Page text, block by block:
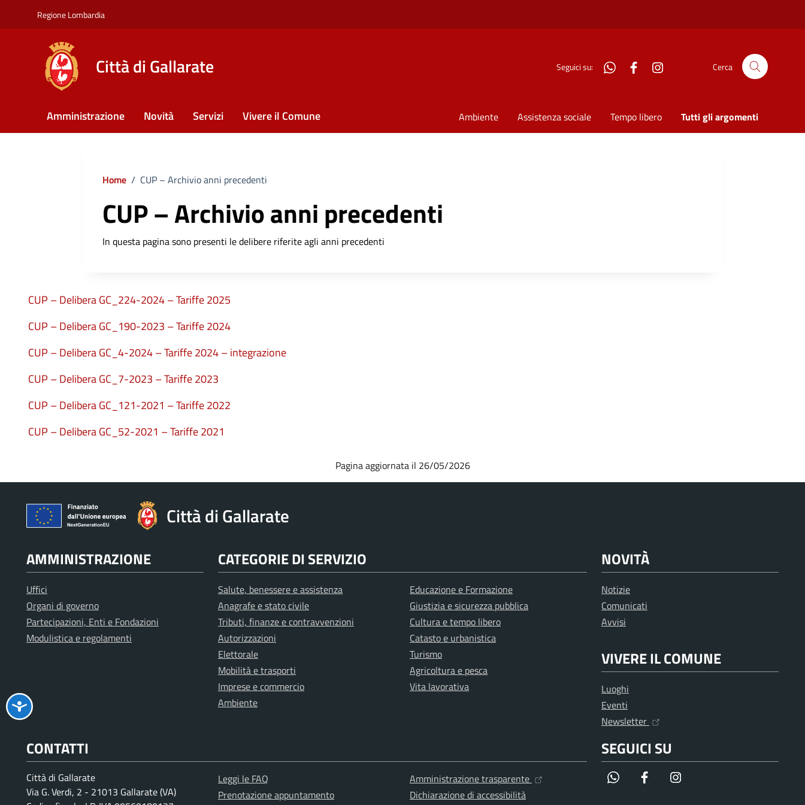
Regione Lombardia
Città di Gallarate Seguici su: WhatsAppFacebook Cerca
Amministrazione Novità Servizi Vivere il Comune Ambiente Assistenza sociale Tempo libero Tutti gli argomenti
Home / CUP – Archivio anni precedenti
CUP – Archivio anni precedenti
In questa pagina sono presenti le delibere riferite agli anni precedenti
CUP – Delibera GC_224-2024 – Tariffe 2025
CUP – Delibera GC_190-2023 – Tariffe 2024
CUP – Delibera GC_4-2024 – Tariffe 2024 – integrazione
CUP – Delibera GC_7-2023 – Tariffe 2023
CUP – Delibera GC_121-2021 – Tariffe 2022
CUP – Delibera GC_52-2021 – Tariffe 2021
Pagina aggiornata il 26/05/2026
Città di Gallarate
AMMINISTRAZIONE
Uffici
Organi di governo
Partecipazioni, Enti e Fondazioni
Modulistica e regolamenti
CATEGORIE DI SERVIZIO
Salute, benessere e assistenza
Anagrafe e stato civile
Tributi, finanze e contravvenzioni
Autorizzazioni
Elettorale
Mobilità e trasporti
Imprese e commercio
Ambiente
Educazione e Formazione
Giustizia e sicurezza pubblica
Cultura e tempo libero
Catasto e urbanistica
Turismo
Agricoltura e pesca
Vita lavorativa
NOVITÀ
Notizie
Comunicati
Avvisi
VIVERE IL COMUNE
Luoghi
Eventi
Newsletter
CONTATTI
Città di Gallarate
Via G. Verdi, 2 - 21013 Gallarate (VA)
Leggi le FAQ
Prenotazione appuntamento
Amministrazione trasparente
Dichiarazione di accessibilità
SEGUICI SU
WhatsApp Facebook